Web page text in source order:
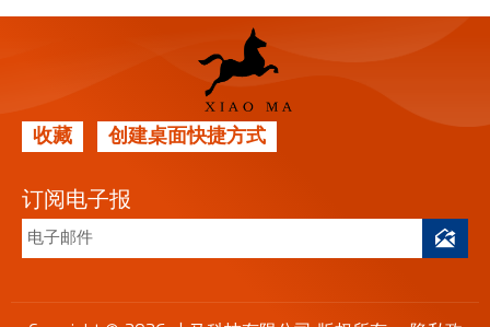
收藏 创建桌面快捷方式
订阅电子报
